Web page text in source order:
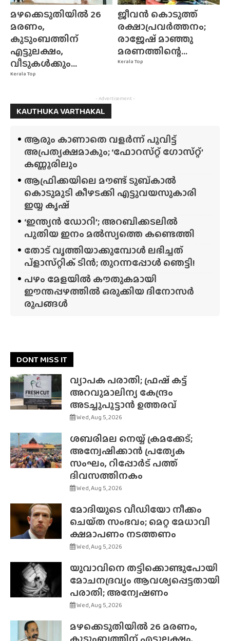
Kerala Top
മഴക്കെടുതിയിൽ 26
മരണം,
കുടുംബത്തിന്
എട്ടുലക്ഷം,
വീടുകൾക്കും...
Kerala Top
ജീവൻ കൊടുത്ത്
രക്ഷാപ്രവർത്തനം;
രാജേഷ് മാഞ്ഞു
മരണത്തിന്റെ...
- Advertisement -
KAUTHUKA VARTHAKAL
ആരും കാണാതെ വളർന്ന് പൂവിട്ട്
അപ്രത്യക്ഷമാകും; ‘ഫോറസ്‌റ്റ്‌ ഗോസ്‌റ്റ്’
കണ്ണൂരിലും
ആഫ്രിക്കയിലെ മൗണ്ട് ടുബ്‌കാൽ
കൊടുമുടി കീഴടക്കി എട്ടുവയസുകാരി
ഇയ്യ കൃഷ്
‘ഇന്ത്യൻ ഡോറി’; അറബിക്കടലിൽ
പുതിയ ഇനം മൽസ്യത്തെ കണ്ടെത്തി
തോട് വൃത്തിയാക്കുമ്പോൾ ലഭിച്ചത്
പ്‌ളാസ്‌റ്റിക് ടിൻ; തുറന്നപ്പോൾ ഞെട്ടി!
പഴം മേളയിൽ കൗതുകമായി
ഈന്തപ്പഴത്തിൽ ഒരുക്കിയ ദിനോസർ
രൂപങ്ങൾ
DONT MISS IT
വ്യാപക പരാതി; ഫ്രഷ് കട്ട്
അറവുമാലിന്യ കേന്ദ്രം
അടച്ചുപൂട്ടാൻ ഉത്തരവ്
Wed, Aug 5, 2026
ശബരിമല നെയ്യ് ക്രമക്കേട്;
അന്വേഷിക്കാൻ പ്രത്യേക
സംഘം, റിപ്പോർട് പത്ത്
ദിവസത്തിനകം
Wed, Aug 5, 2026
മോദിയുടെ വീഡിയോ നീക്കം
ചെയ്‌ത സംഭവം; മെറ്റ മേധാവി
ക്ഷമാപണം നടത്തണം
Wed, Aug 5, 2026
യുവാവിനെ തട്ടിക്കൊണ്ടുപോയി
മോചനദ്രവ്യം ആവശ്യപ്പെട്ടതായി
പരാതി; അന്വേഷണം
Wed, Aug 5, 2026
മഴക്കെടുതിയിൽ 26 മരണം,